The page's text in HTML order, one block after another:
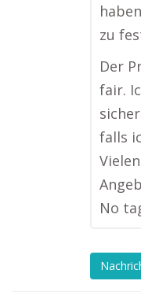
zu
Der
fair.
falls
No